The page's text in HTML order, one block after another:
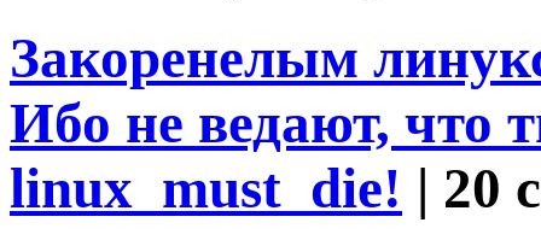
Закоренелым
Ибо не ведают, что
linux_must_die! | 20